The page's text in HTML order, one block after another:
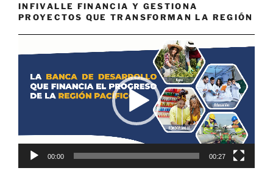
INFIVALLE FINANCIA Y GESTIONA
PROYECTOS QUE TRANSFORMAN LA REGIÓN
de
00:00 00:27